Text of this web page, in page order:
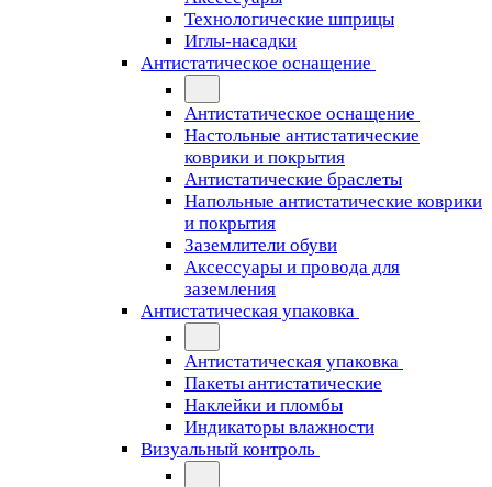
Технологические шприцы
Иглы-насадки
Антистатическое оснащение
Антистатическое оснащение
Настольные антистатические
коврики и покрытия
Антистатические браслеты
Напольные антистатические коврики
и покрытия
Заземлители обуви
Аксессуары и провода для
заземления
Антистатическая упаковка
Антистатическая упаковка
Пакеты антистатические
Наклейки и пломбы
Индикаторы влажности
Визуальный контроль